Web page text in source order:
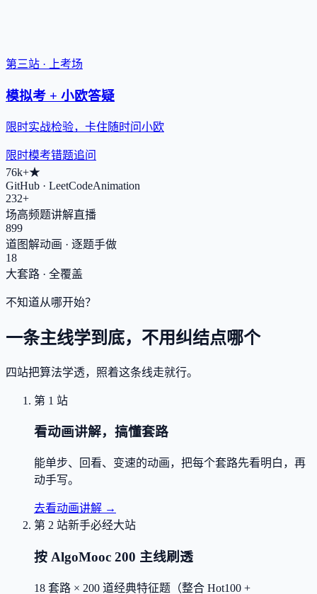
第三站 · 上考场
模拟考 + 小欧答疑
限时实战检验，卡住随时问小欧
限时模考错题追问
76k+★
GitHub · LeetCodeAnimation
232+
场高频题讲解直播
899
道图解动画 · 逐题手做
18
大套路 · 全覆盖
不知道从哪开始？
一条主线学到底，不用纠结点哪个
四站把算法学透，照着这条线走就行。
第 1 站
看动画讲解，搞懂套路
能单步、回看、变速的动画，把每个套路先看明白，再
动手写。
去看动画讲解 →
第 2 站新手必经大站
按 AlgoMooc 200 主线刷透
18 套路 × 200 道经典特征题（整合 Hot100 +